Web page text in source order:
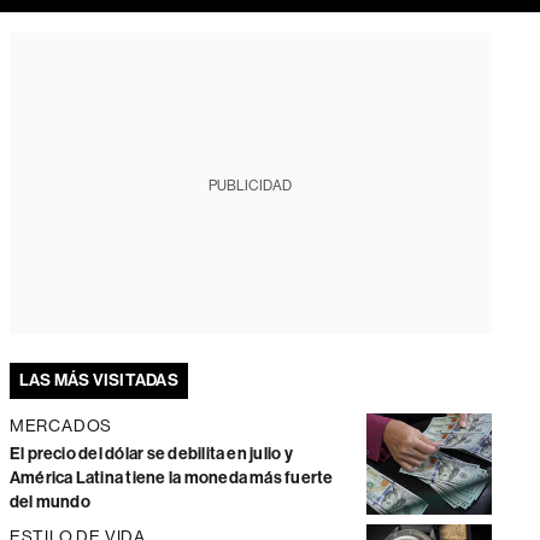
PUBLICIDAD
LAS MÁS VISITADAS
MERCADOS
El precio del dólar se debilita en julio y
América Latina tiene la moneda más fuerte
del mundo